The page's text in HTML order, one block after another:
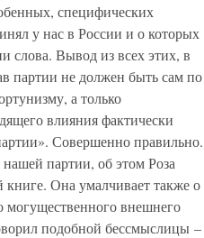
специфических
у нас в России и о которых
слова. Вывод из всех этих, в
партии не должен быть сам по
а только
влияния фактически
Совершенно правильно.
партии, об этом Роза
Она умалчивает также о
могущественного внешнего
подобной бессмыслицы –